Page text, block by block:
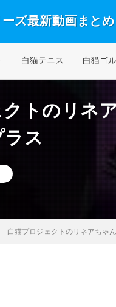
ズ最新動画まとめ
白猫テニス 白猫ゴ
トのリネ
ス
白猫プロジェクトのリネアちゃ